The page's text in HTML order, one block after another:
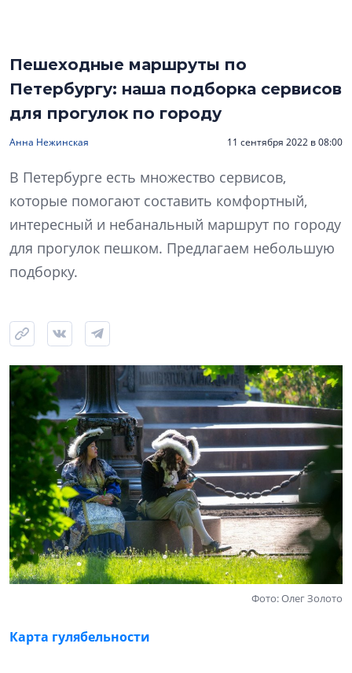
Пешеходные маршруты по
Петербургу: наша подборка сервисов
для прогулок по городу
Анна Нежинская 11 сентября 2022 в 08:00
В Петербурге есть множество сервисов,
которые помогают составить комфортный,
интересный и небанальный маршрут по городу
для прогулок пешком. Предлагаем небольшую
подборку.
Фото: Олег Золото
Карта гулябельности